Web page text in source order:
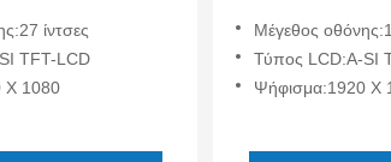
ίντσες
TFT-LCD
X 1080
Μέγεθος
Τύπος LCD:A-SI
Ψήφισμα:1920 X